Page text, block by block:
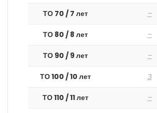
ТО 70 / 7 лет –
ТО 80 / 8 лет –
ТО 90 / 9 лет –
ТО 100 / 10 лет З
ТО 110 / 11 лет –